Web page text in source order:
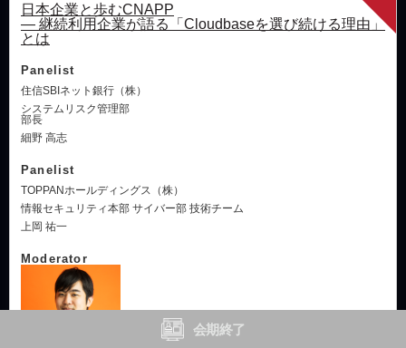
会期終了
日本企業と歩むCNAPP
― 継続利用企業が語る「Cloudbaseを選び続ける理由」
とは
Panelist
住信SBIネット銀行（株）
システムリスク管理部
部長
細野 高志
Panelist
TOPPANホールディングス（株）
情報セキュリティ本部 サイバー部 技術チーム
上岡 祐一
Moderator